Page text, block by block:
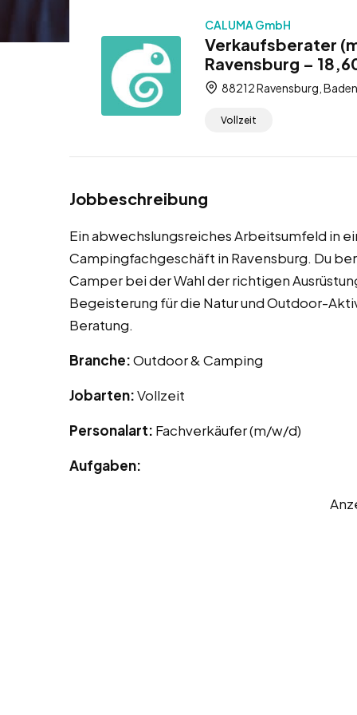
CALUMA GmbH
Verkaufsberater
Ravensburg –
88212 Ravensburg,
Vollzeit
Jobbeschreibung
Ein abwechslungsreiches Arbeitsumfeld in
Campingfachgeschäft in Ravensburg. Du
Camper bei der Wahl der richtigen
Begeisterung für die Natur und Outdoor-
Beratung.
Branche:Outdoor & Camping
Jobarten:Vollzeit
Personalart: Fachverkäufer (m/w/d)
Aufgaben: